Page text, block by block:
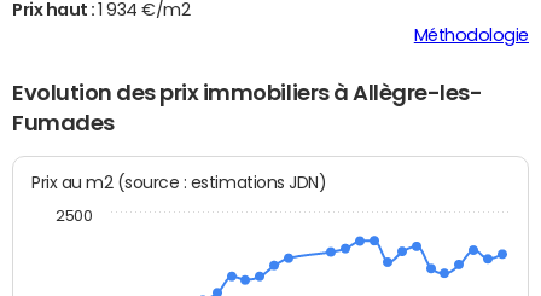
Prix haut :
1 934 €/m2
Méthodologie
Evolution des prix immobiliers à Allègre-les-
Fumades
Prix au m2 (source : estimations JDN)
2500